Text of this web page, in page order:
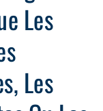
Les
Les